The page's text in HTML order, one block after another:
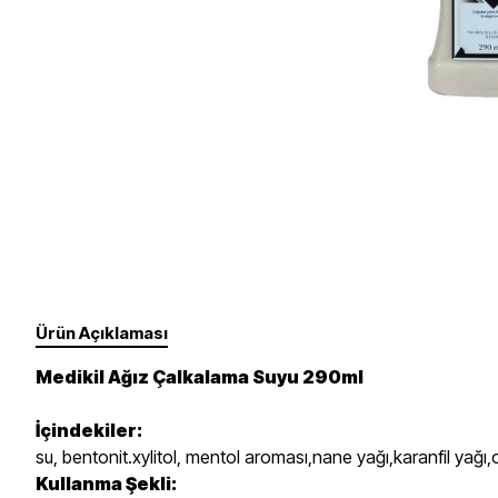
Ürün Açıklaması
Medikil Ağız Çalkalama Suyu 290ml
İçindekiler:
su, bentonit.xylitol, mentol aroması,nane yağı,karanfil
Kullanma Şekli: